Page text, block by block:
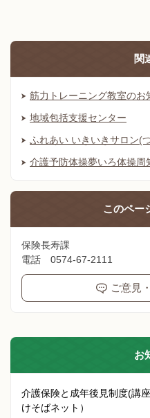
関
筋力トレーニング教室のお
地域包括支援センター
ふれあい いきいきサロン(
介護予防体操夢いろ体操周
このペー
保険長寿課
電話 0574-67-2111
ご意見
お
介護保険と成年後見制度(講
けそばネット）